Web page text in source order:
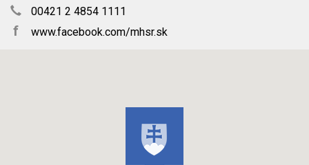
00421 2 4854 1111
f www.facebook.com/mhsr.sk